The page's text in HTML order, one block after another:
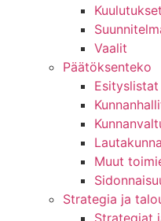
Vaalit
Päätöksenteko
Muut
Strategia ja
Strategiat